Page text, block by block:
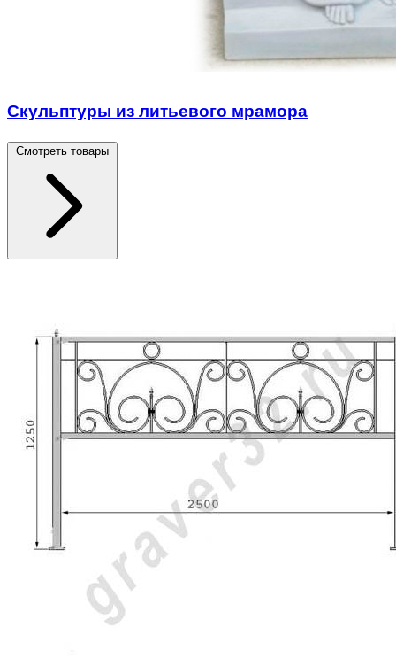
Скульптуры из литьевого мрамора
Смотреть товары